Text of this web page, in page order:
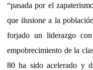
“pasada por el
que ilusione a la
forjado un liderazgo
empobrecimiento de la
80 ha sido acelerado y